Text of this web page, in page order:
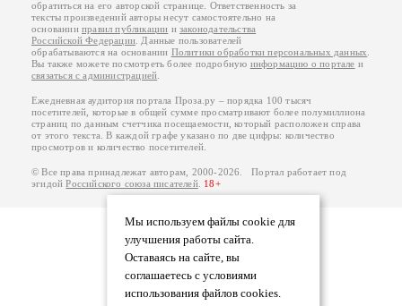
Мы используем файлы cookie для
улучшения работы сайта.
Оставаясь на сайте, вы
соглашаетесь с условиями
использования файлов cookies.
обратиться на его авторской странице. Ответственность за
тексты произведений авторы несут самостоятельно на
основанииправил публикации изаконодательства
Российской Федерации . Данные пользователей
обрабатываются на основании Политики обработки персональных данных
Вы также можете посмотреть более подробную информацию о портале и
связаться с администрацией
Ежедневная аудитория портала Проза.ру – порядка 100 тысяч
посетителей, которые в общей сумме просматривают более полумиллиона
страниц по данным счетчика посещаемости, который расположен справа
от этого текста. В каждой графе указано по две цифры: количество
просмотров и количество посетителей.
© Все права принадлежат авторам, 2000-2026. Портал работает под
эгидойРоссийского союза писателей. 18+